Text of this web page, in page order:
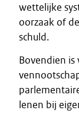
wettelijke
oorzaak of
schuld.
Bovendien is
lenen bij